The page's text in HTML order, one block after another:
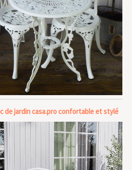
de jardin casa.pro confortable et stylé